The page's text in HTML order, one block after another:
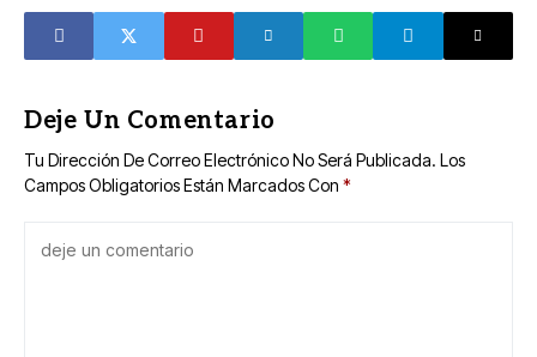
costeros
Deje Un Comentario
Tu Dirección De Correo Electrónico No Será Publicada. Los
Campos Obligatorios Están Marcados Con *